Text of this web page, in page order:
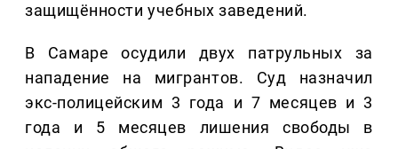
защищённости учебных заведений.
В Самаре осудили двух патрульных за
нападение на мигрантов. Суд назначил
экс-полицейским 3 года и 7 месяцев и 3
года и 5 месяцев лишения свободы в